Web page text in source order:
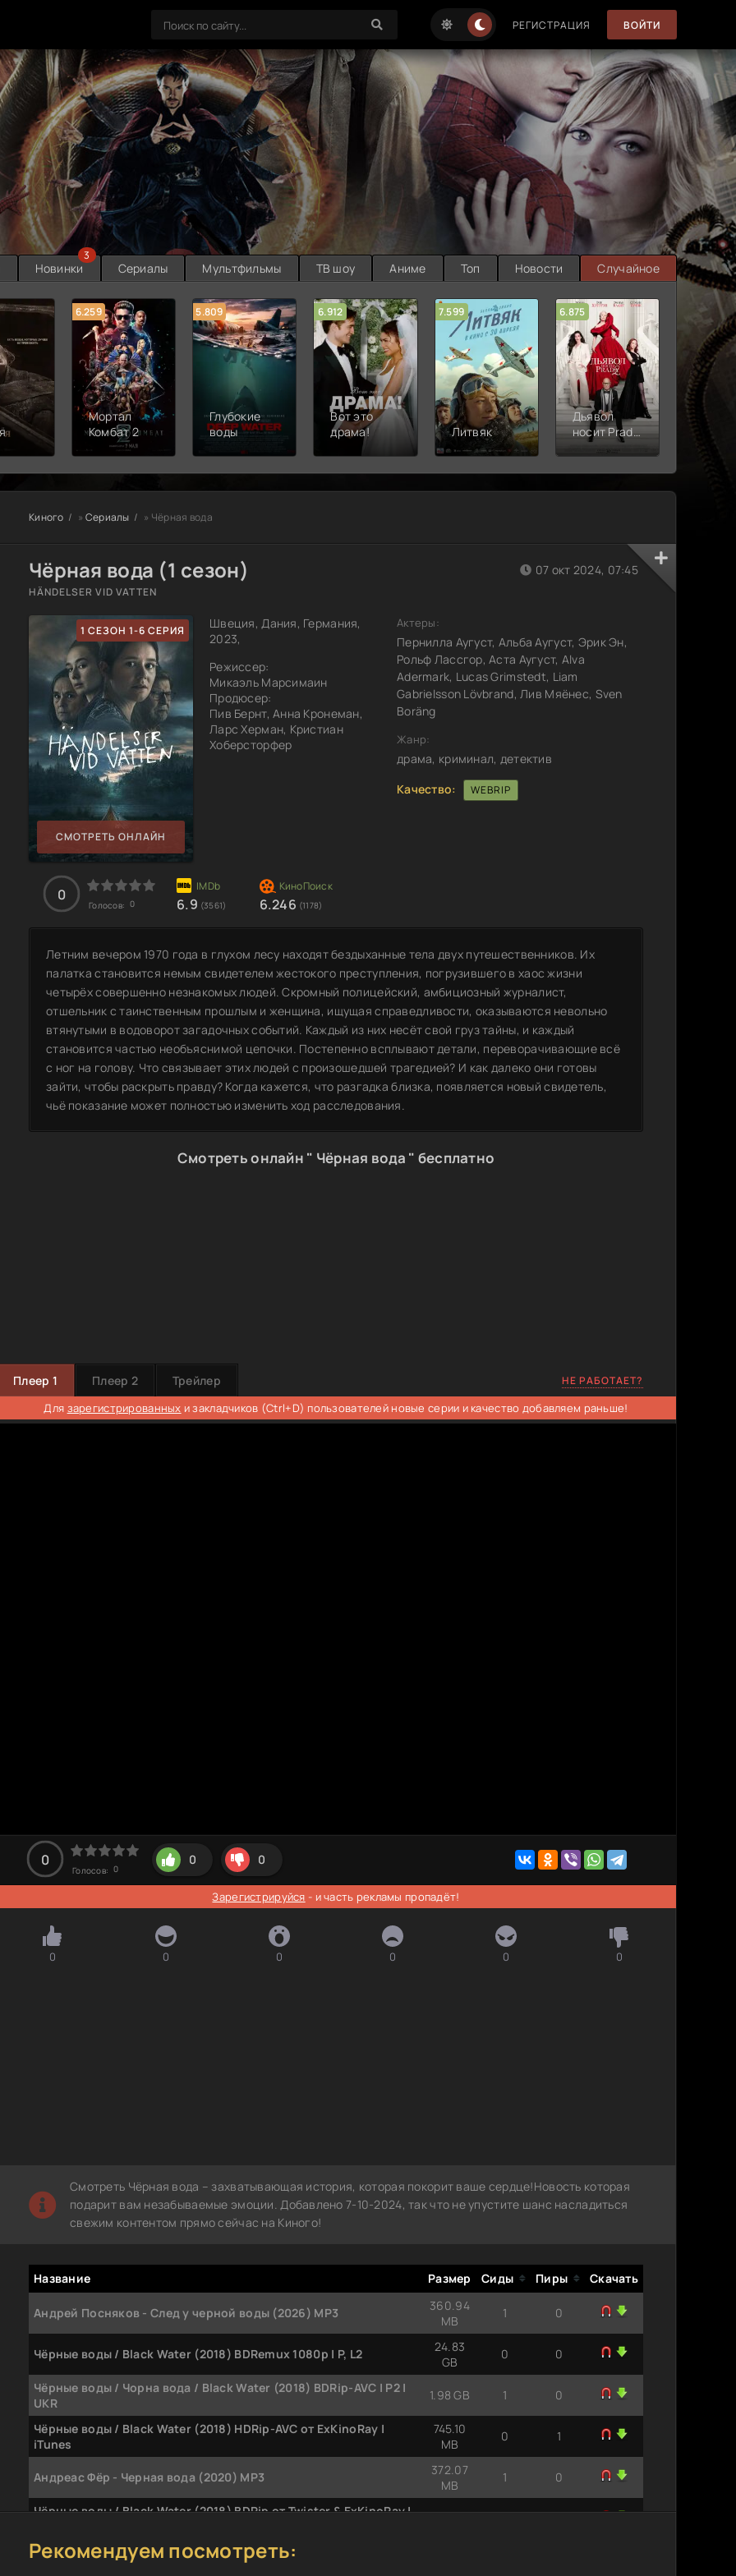
РЕГИСТРАЦИЯ ВОЙТИ
Новинки
3
Сериалы Мультфильмы ТВ шоу Аниме Топ Новости Случайное
6.259
Мортал
Комбат 2
5.809
Глубокие
воды
6.912
Вот это
драма!
7.599
Литвяк
6.875
Дьявол
носит Prada
2
6.314
Киного » Сериалы » Чёрная вода
Чёрная вода (1 сезон)
HÄNDELSER VID VATTEN
1 СЕЗОН 1-6 СЕРИЯ
СМОТРЕТЬ ОНЛАЙН
Швеция, Дания, Германия,
2023,
Режиссер:
Микаэль Марсимаин
Продюсер:
Пив Бернт, Анна Кронеман,
Ларс Херман, Кристиан
Хоберсторфер
07 окт 2024, 07:45
Актеры:
Пернилла Аугуст, Альба Аугуст, Эрик Эн,
Рольф Лассгор, Аста Аугуст, Alva
Adermark, Lucas Grimstedt, Liam
Gabrielsson Lövbrand, Лив Мяёнес, Sven
Boräng
Жанр:
драма, криминал, детектив
Качество:
WEBRIP
0
Голосов: 0 6.9 (3561) 6.246 (1178)
Летним вечером 1970 года в глухом лесу находят бездыханные тела двух путешественников. Их
палатка становится немым свидетелем жестокого преступления, погрузившего в хаос жизни
четырёх совершенно незнакомых людей. Скромный полицейский, амбициозный журналист,
отшельник с таинственным прошлым и женщина, ищущая справедливости, оказываются невольно
втянутыми в водоворот загадочных событий. Каждый из них несёт свой груз тайны, и каждый
становится частью необъяснимой цепочки. Постепенно всплывают детали, переворачивающие всё
с ног на голову. Что связывает этих людей с произошедшей трагедией? И как далеко они готовы
зайти, чтобы раскрыть правду? Когда кажется, что разгадка близка, появляется новый свидетель,
чьё показание может полностью изменить ход расследования.
Смотреть онлайн " Чёрная вода " бесплатно
Плеер 1 Плеер 2 Трейлер НЕ РАБОТАЕТ?
Для зарегистрированных и закладчиков (Ctrl+D) пользователей новые серии и качество добавляем раньше!
0
Голосов: 0
0 0
Зарегистрируйся - и часть рекламы пропадёт!
0 0 0 0 0 0
Смотреть Чёрная вода – захватывающая история, которая покорит ваше сердце!Новость которая
подарит вам незабываемые эмоции. Добавлено 7-10-2024, так что не упустите шанс насладиться
свежим контентом прямо сейчас на Киного!
Название Размер Сиды Пиры Скачать
Андрей Посняков - След у черной воды (2026) MP3
360.94
MB
1 0
Чёрные воды / Black Water (2018) BDRemux 1080p | P, L2
24.83
GB
0 0
Чёрные воды / Чорна вода / Black Water (2018) BDRip-AVC | P2 |
UKR
1.98 GB 1 0
Чёрные воды / Black Water (2018) HDRip-AVC от ExKinoRay |
iTunes
745.10
MB
0 1
Андреас Фёр - Черная вода (2020) MP3
372.07
MB
1 0
Чёрные воды / Black Water (2018) BDRip от Twister & ExKinoRay |
Чёрные воды / Black Water (2018) HDRip | iTunes
Рекомендуем посмотреть: